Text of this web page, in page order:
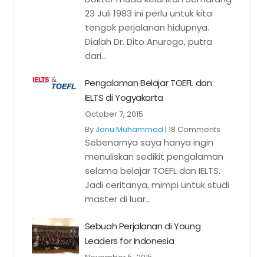
23 Juli 1983 ini perlu untuk kita
tengok perjalanan hidupnya.
Dialah Dr. Dito Anurogo, putra
dari...
Pengalaman Belajar TOEFL dan
IELTS di Yogyakarta
October 7, 2015
By Janu Muhammad | 18 Comments
Sebenarnya saya hanya ingin
menuliskan sedikit pengalaman
selama belajar TOEFL dan IELTS.
Jadi ceritanya, mimpi untuk studi
master di luar...
Sebuah Perjalanan di Young
Leaders for Indonesia